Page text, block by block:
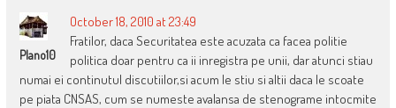
Plano10
October 18, 2010 at 23:49
Fratilor, daca Securitatea este acuzata ca facea politie
politica doar pentru ca ii inregistra pe unii, dar atunci stiau
numai ei continutul discutiilor,si acum le stiu si altii daca le scoate
pe piata CNSAS, cum se numeste avalansa de stenograme intocmite